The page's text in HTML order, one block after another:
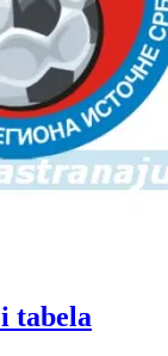
tabela